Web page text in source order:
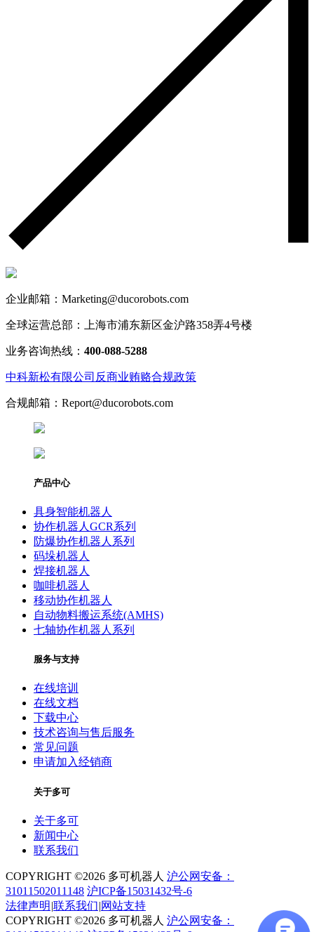
企业邮箱：Marketing@ducorobots.com
全球运营总部：上海市浦东新区金沪路358弄4号楼
业务咨询热线： 400-088-5288
中科新松有限公司反商业贿赂合规政策
合规邮箱：Report@ducorobots.com
产品中心
具身智能机器人
协作机器人GCR系列
防爆协作机器人系列
码垛机器人
焊接机器人
咖啡机器人
移动协作机器人
自动物料搬运系统(AMHS)
七轴协作机器人系列
服务与支持
在线培训
在线文档
下载中心
技术咨询与售后服务
常见问题
申请加入经销商
关于多可
关于多可
新闻中心
联系我们
COPYRIGHT ©2026 多可机器人 沪公网安备：
31011502011148 沪ICP备15031432号-6
法律声明 |联系我们|网站支持
COPYRIGHT ©2026 多可机器人 沪公网安备：